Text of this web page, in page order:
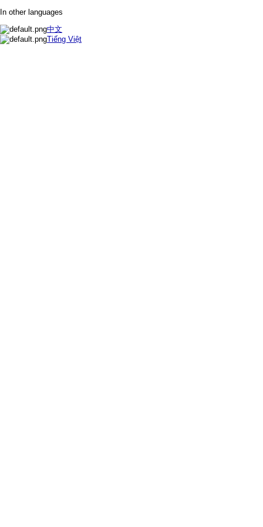
In other languages
中文
Tiếng Việt